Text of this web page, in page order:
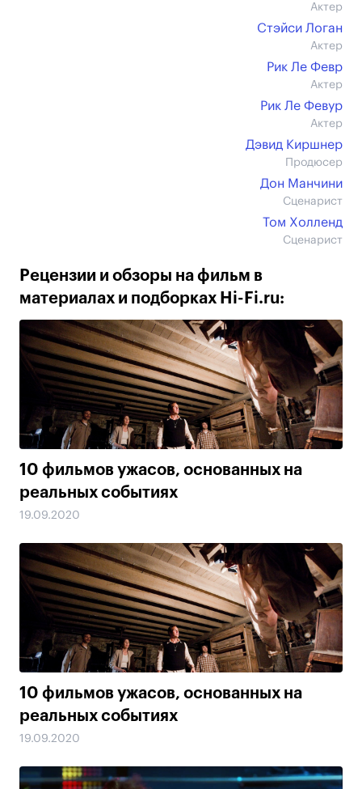
Актер
Стэйси Логан
Актер
Рик Ле Февр
Актер
Рик Ле Февур
Актер
Дэвид Киршнер
Продюсер
Дон Манчини
Сценарист
Том Холленд
Сценарист
Рецензии и обзоры на фильм в
материалах и подборках Hi-Fi.ru:
10 фильмов ужасов, основанных на
реальных событиях
19.09.2020
10 фильмов ужасов, основанных на
реальных событиях
19.09.2020